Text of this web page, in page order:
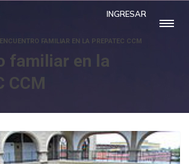
INGRESAR
ENCUENTRO FAMILIAR EN LA PREPATEC CCM
familiar en la
CCM